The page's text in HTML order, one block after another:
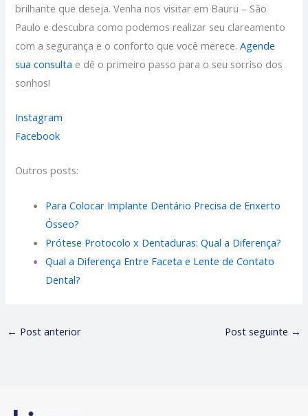
brilhante que deseja. Venha nos visitar em Bauru – São
Paulo e descubra como podemos realizar seu clareamento
com a segurança e o conforto que você merece.Agende
sua consulta e dê o primeiro passo para o seu sorriso dos
sonhos!
Instagram
Facebook
Outros posts:
Para Colocar Implante Dentário Precisa de Enxerto
Ósseo?
Prótese Protocolo x Dentaduras: Qual a Diferença?
Qual a Diferença Entre Faceta e Lente de Contato
Dental?
← Post anterior Post seguinte →